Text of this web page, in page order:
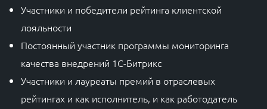
Участники и победители рейтинга клиентской
лояльности
Постоянный участник программы мониторинга
качества внедрений 1С-Битрикс
Участники и лауреаты премий в отраслевых
рейтингах и как исполнитель, и как работодатель